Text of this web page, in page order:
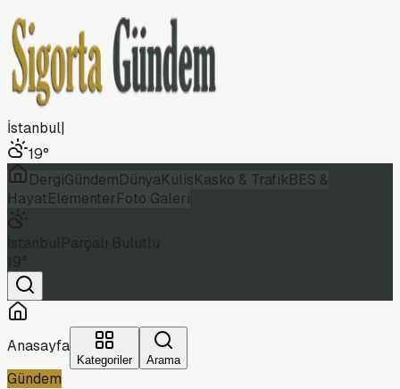
İstanbul|
19°
DergiGündemDünyaKulisKasko & TrafikBES &
HayatElementerFoto Galeri
Anasayfa
Kategoriler Arama
Gündem